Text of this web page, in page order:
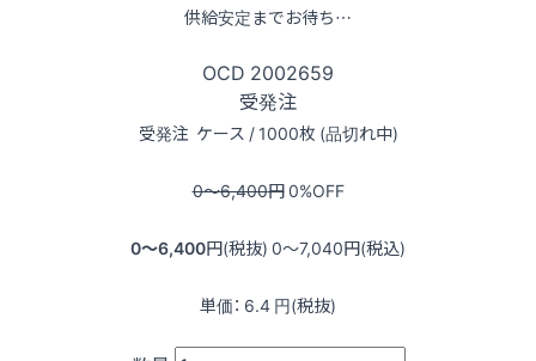
供給安定までお待ち…
OCD 2002659
受発注
受発注 ケース / 1000枚 (品切れ中)
0〜6,400円0%OFF
0〜6,400円(税抜) 0〜7,040円(税込)
単価： 6.4 円(税抜)